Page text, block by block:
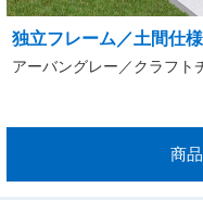
独立フレーム／土間仕様
アーバングレー／クラフト
商